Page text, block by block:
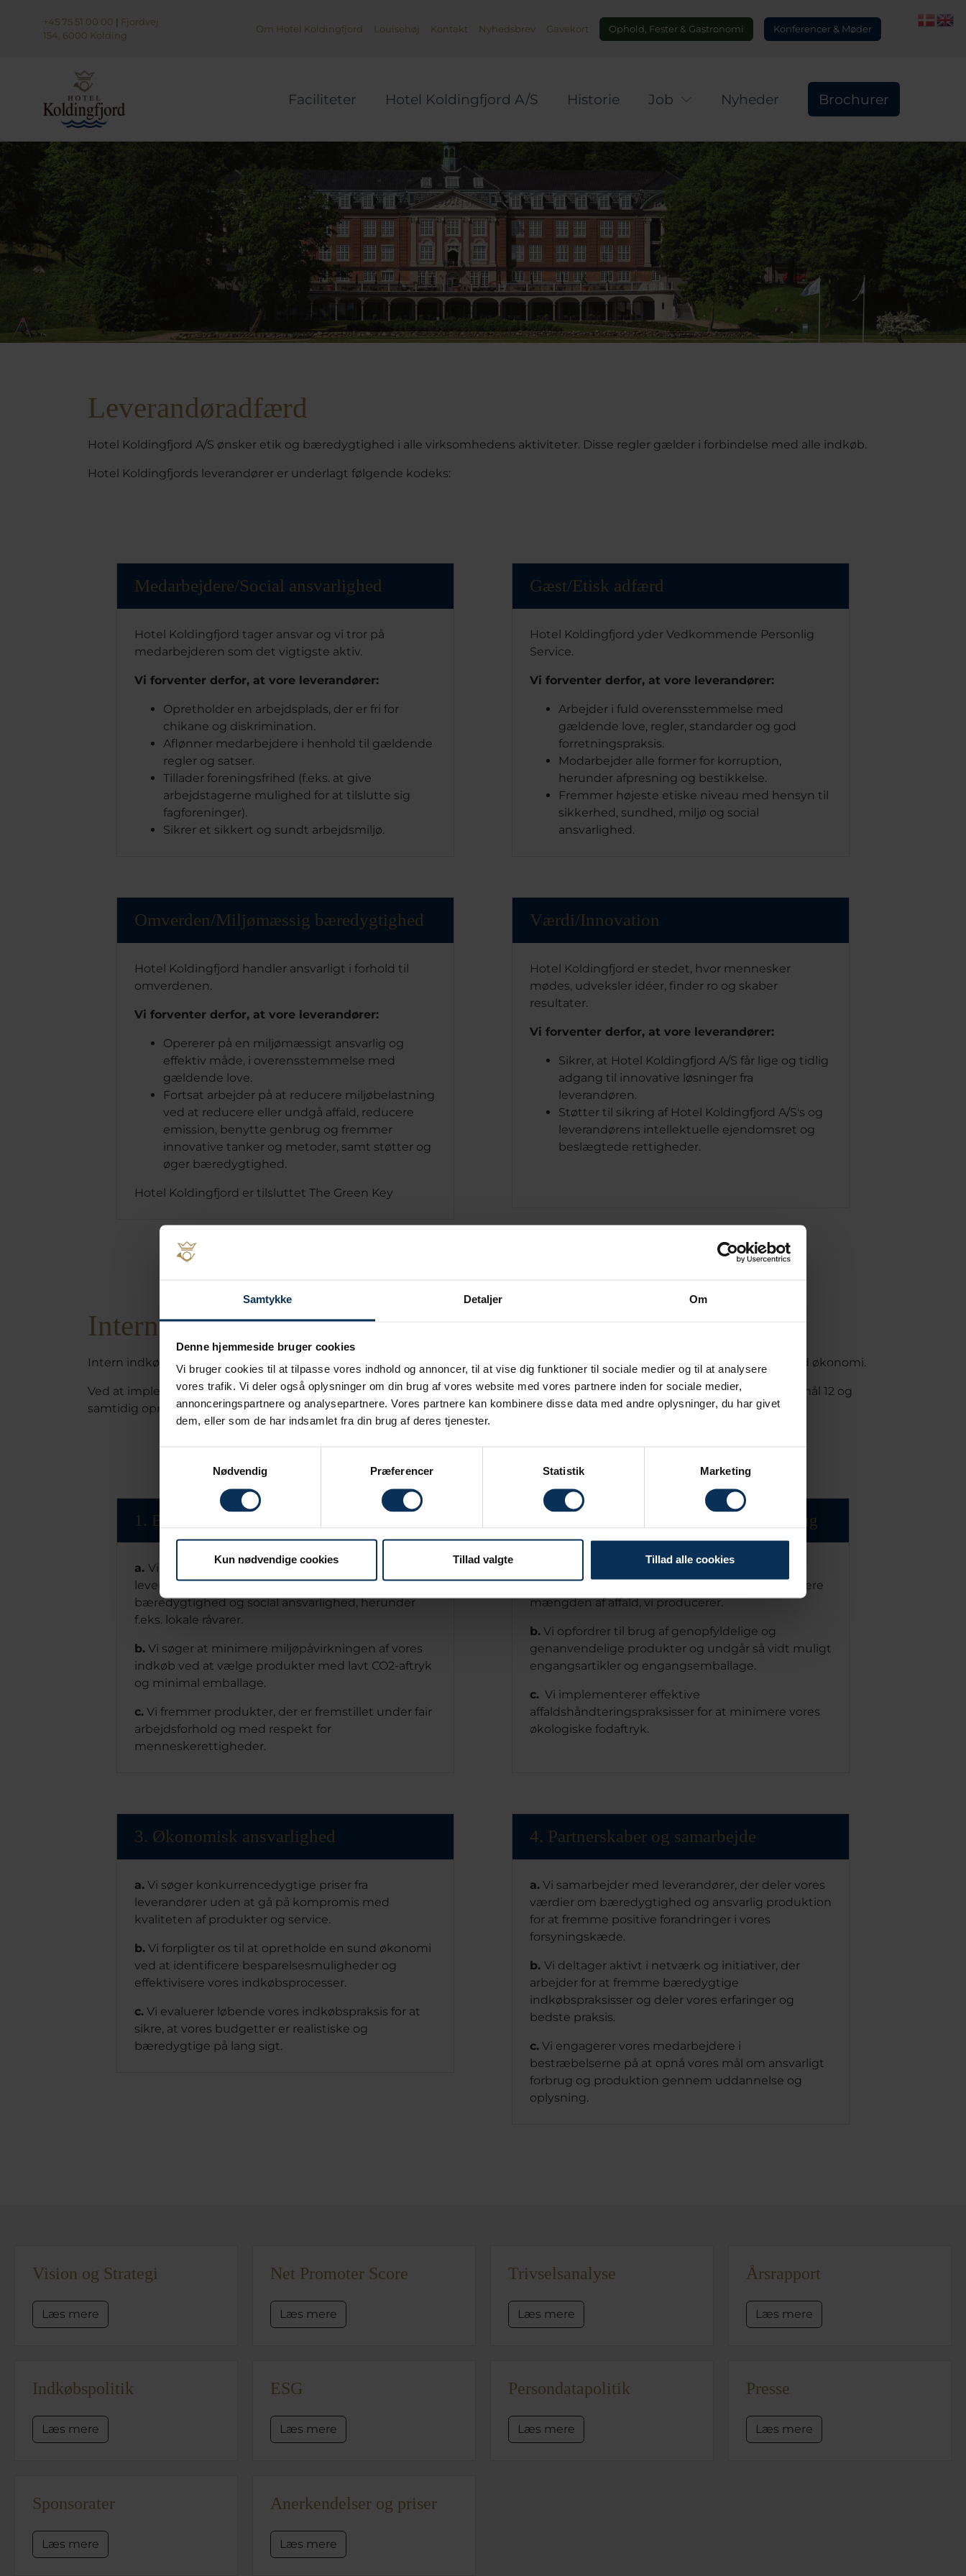
Samtykke Detaljer Om
Denne hjemmeside bruger cookies
Vi bruger cookies til at tilpasse vores indhold og annoncer, til at vise dig funktioner til sociale medier og til at analysere
vores trafik. Vi deler også oplysninger om din brug af vores website med vores partnere inden for sociale medier,
annonceringspartnere og analysepartnere. Vores partnere kan kombinere disse data med andre oplysninger, du har givet
dem, eller som de har indsamlet fra din brug af deres tjenester.
Nødvendig
Præferencer Statistik Marketing
Kun nødvendige cookies Tillad valgte Tillad alle cookies
+45 75 51 00 00
Fjordvej
154, 6000 Kolding
Om Hotel Koldingfjord Louisehøj Kontakt Nyhedsbrev Gavekort Ophold, Fester & Gastronomi Konferencer & Møder
Faciliteter Hotel Koldingfjord A/S Historie Job Nyheder Brochurer
Leverandøradfærd
Hotel Koldingfjord A/S ønsker etik og bæredygtighed i alle virksomhedens aktiviteter. Disse regler gælder i forbindelse med alle indkøb.
Hotel Koldingfjords leverandører er underlagt følgende kodeks:
Medarbejdere/Social ansvarlighed
Hotel Koldingfjord tager ansvar og vi tror på
medarbejderen som det vigtigste aktiv.
Vi forventer derfor, at vore leverandører:
Opretholder en arbejdsplads, der er fri for
chikane og diskrimination.
Aflønner medarbejdere i henhold til gældende
regler og satser.
Tillader foreningsfrihed (f.eks. at give
arbejdstagerne mulighed for at tilslutte sig
fagforeninger).
Sikrer et sikkert og sundt arbejdsmiljø.
Omverden/Miljømæssig bæredygtighed
Hotel Koldingfjord handler ansvarligt i forhold til
omverdenen.
Vi forventer derfor, at vore leverandører:
Opererer på en miljømæssigt ansvarlig og
effektiv måde, i overensstemmelse med
gældende love.
Fortsat arbejder på at reducere miljøbelastning
ved at reducere eller undgå affald, reducere
emission, benytte genbrug og fremmer
innovative tanker og metoder, samt støtter og
øger bæredygtighed.
Hotel Koldingfjord er tilsluttet The Green Key
Gæst/Etisk adfærd
Hotel Koldingfjord yder Vedkommende Personlig
Service.
Vi forventer derfor, at vore leverandører:
Arbejder i fuld overensstemmelse med
gældende love, regler, standarder og god
forretningspraksis.
Modarbejder alle former for korruption,
herunder afpresning og bestikkelse.
Fremmer højeste etiske niveau med hensyn til
sikkerhed, sundhed, miljø og social
ansvarlighed.
Værdi/Innovation
Hotel Koldingfjord er stedet, hvor mennesker
mødes, udveksler idéer, finder ro og skaber
resultater.
Vi forventer derfor, at vore leverandører:
Sikrer, at Hotel Koldingfjord A/S får lige og tidlig
adgang til innovative løsninger fra
leverandøren.
Støtter til sikring af Hotel Koldingfjord A/S's og
leverandørens intellektuelle ejendomsret og
beslægtede rettigheder.
Intern indkøbspolitik for Hotel Koldingfjord
Intern indkøbspolitik for Hotel Koldingfjord med fokus på FN's verdensmål 12 om ansvarligt forbrug og produktion, samt sund økonomi.
Ved at implementere disse retningslinjer for indkøb ønsker Hotel Koldingfjord at bidrage aktivt til opnåelsen af FN's verdensmål 12 og
samtidig opretholde en sund økonomi.
1. Bæredygtige indkøbsprincipper
a. Vi prioriterer produkter og tjenester fra
leverandører, der demonstrerer engagement i
bæredygtighed og social ansvarlighed, herunder
f.eks. lokale råvarer.
b. Vi søger at minimere miljøpåvirkningen af vores
indkøb ved at vælge produkter med lavt CO2-aftryk
og minimal emballage.
c. Vi fremmer produkter, der er fremstillet under fair
arbejdsforhold og med respekt for
menneskerettigheder.
3. Økonomisk ansvarlighed
a. Vi søger konkurrencedygtige priser fra
leverandører uden at gå på kompromis med
kvaliteten af produkter og service.
b. Vi forpligter os til at opretholde en sund økonomi
ved at identificere besparelsesmuligheder og
effektivisere vores indkøbsprocesser.
c. Vi evaluerer løbende vores indkøbspraksis for at
sikre, at vores budgetter er realistiske og
bæredygtige på lang sigt.
2. Reduktion af affald og ressourceforbrug
Vi prioriterer genbrug og genanvendelse af
materialer, hvor det er muligt, og søger at reducere
mængden af affald, vi producerer.
b. Vi opfordrer til brug af genopfyldelige og
genanvendelige produkter og undgår så vidt muligt
engangsartikler og engangsemballage.
c. Vi implementerer effektive
affaldshåndteringspraksisser for at minimere vores
økologiske fodaftryk.
4. Partnerskaber og samarbejde
a. Vi samarbejder med leverandører, der deler vores
værdier om bæredygtighed og ansvarlig produktion
for at fremme positive forandringer i vores
forsyningskæde.
b. Vi deltager aktivt i netværk og initiativer, der
arbejder for at fremme bæredygtige
indkøbspraksisser og deler vores erfaringer og
bedste praksis.
c. Vi engagerer vores medarbejdere i
bestræbelserne på at opnå vores mål om ansvarligt
forbrug og produktion gennem uddannelse og
oplysning.
Vision og Strategi
Læs mere
Net Promoter Score
Læs mere
Trivselsanalyse
Læs mere
Årsrapport
Læs mere
Indkøbspolitik
Læs mere
ESG
Læs mere
Persondatapolitik
Læs mere
Presse
Læs mere
Sponsorater
Læs mere
Anerkendelser og priser
Læs mere